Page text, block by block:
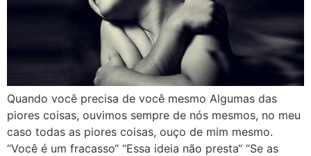
Quando você precisa de você mesmo Algumas das
piores coisas, ouvimos sempre de nós mesmos, no meu
caso todas as piores coisas, ouço de mim mesmo.
“Você é um fracasso“ “Essa ideia não presta“ “Se as